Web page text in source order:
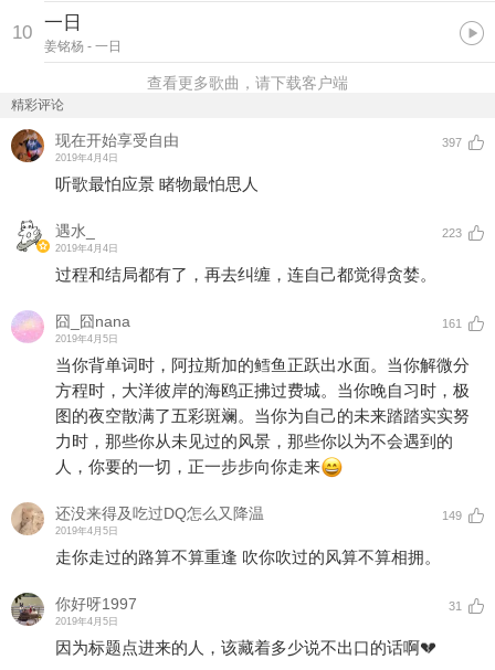
10 一日
姜铭杨 - 一日
查看更多歌曲，请下载客户端
精彩评论
现在开始享受自由
2019年4月4日
397
听歌最怕应景 睹物最怕思人
遇水_
2019年4月4日
223
过程和结局都有了，再去纠缠，连自己都觉得贪婪。
囧_囧nana
2019年4月5日
161
当你背单词时，阿拉斯加的鳕鱼正跃出水面。当你解微分
方程时，大洋彼岸的海鸥正拂过费城。当你晚自习时，极
图的夜空散满了五彩斑斓。当你为自己的未来踏踏实实努
力时，那些你从未见过的风景，那些你以为不会遇到的
人，你要的一切，正一步步向你走来
还没来得及吃过DQ怎么又降温
2019年4月5日
149
走你走过的路算不算重逢 吹你吹过的风算不算相拥。
你好呀1997
2019年4月5日
31
因为标题点进来的人，该藏着多少说不出口的话啊💔